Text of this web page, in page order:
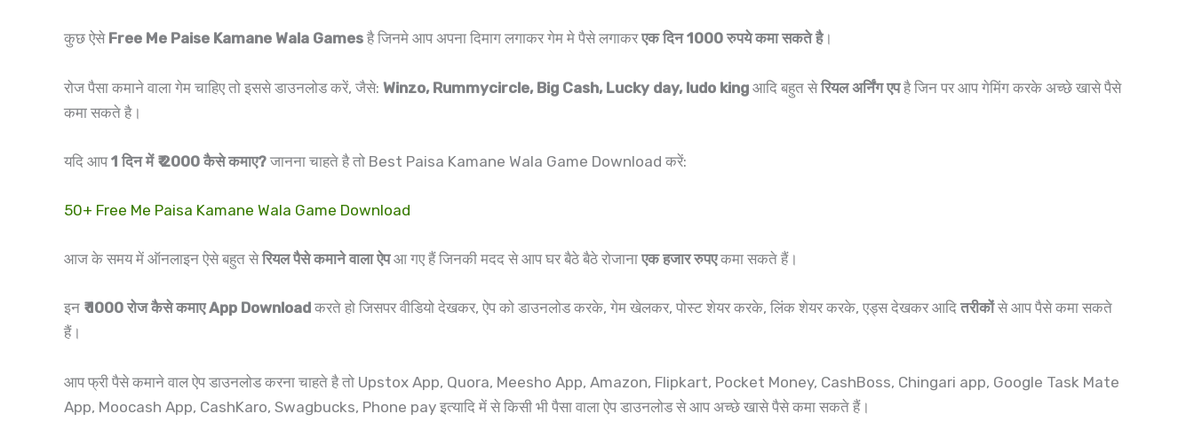
कुछ ऐसे Free Me Paise Kamane Wala Games है जिनमे आप अपना दिमाग लगाकर गेम मे पैसे लगाकरएक दिन 1000 रुपये कमा सकते है।
रोज पैसा कमाने वाला गेम चाहिए तो इससे डाउनलोड करें, जैसे: Winzo, Rummycircle, Big Cash, Lucky day, ludo king आदि बहुत सेरियल अर्निंग एपहै जिन पर आप गेमिंग करके अच्छे खासे पैसे
कमा सकते है।
यदि आप1 दिन में ₹ 2000 कैसे कमाए? जानना चाहते है तो Best Paisa Kamane Wala Game Download करें:
50+ Free Me Paisa Kamane Wala Game Download
आज के समय में ऑनलाइन ऐसे बहुत सेरियल पैसे कमाने वाला ऐपआ गए हैं जिनकी मदद से आप घर बैठे बैठे रोजाना एक हजार रुपएकमा सकते हैं।
इन ₹ 1000 रोज कैसे कमाए App Download करते हो जिसपर वीडियो देखकर, ऐप को डाउनलोड करके, गेम खेलकर, पोस्ट शेयर करके, लिंक शेयर करके, एड्स देखकर आदि तरीकोंसे आप पैसे कमा सकते
हैं।
आप फ्री पैसे कमाने वाल ऐप डाउनलोड करना चाहते है तो Upstox App, Quora, Meesho App, Amazon, Flipkart, Pocket Money, CashBoss, Chingari app, Google Task Mate
App, Moocash App, CashKaro, Swagbucks, Phone pay इत्यादि में से किसी भी पैसा वाला ऐप डाउनलोड से आप अच्छे खासे पैसे कमा सकते हैं।